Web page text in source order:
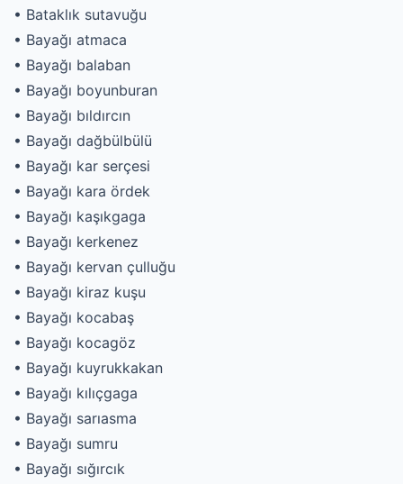
• Bataklık sutavuğu
• Bayağı atmaca
• Bayağı balaban
• Bayağı boyunburan
• Bayağı bıldırcın
• Bayağı dağbülbülü
• Bayağı kar serçesi
• Bayağı kara ördek
• Bayağı kaşıkgaga
• Bayağı kerkenez
• Bayağı kervan çulluğu
• Bayağı kiraz kuşu
• Bayağı kocabaş
• Bayağı kocagöz
• Bayağı kuyrukkakan
• Bayağı kılıçgaga
• Bayağı sarıasma
• Bayağı sumru
• Bayağı sığırcık